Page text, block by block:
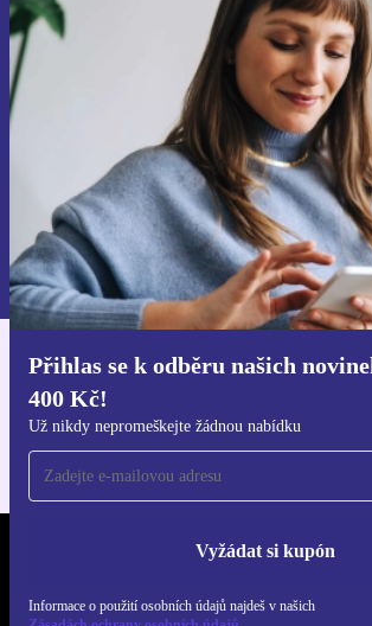
Přihlas se k odběru našich
400 Kč!
Už nikdy nepromeškejte žádnou nabídku
Vyžádat si kupón
Informace o použití osobních údajů najdeš v našich
Přihlas se k odběru našich
ušetři 400 Kč!
Už nikdy nepromeškej žádnou
Chci voucher
Informace o použití osobních údajů najdeš v našich
Zásadách ochrany osobních údajů.
Stáhni si aplikaci
REFURBED ČESKO -
SLEDUJ NÁS